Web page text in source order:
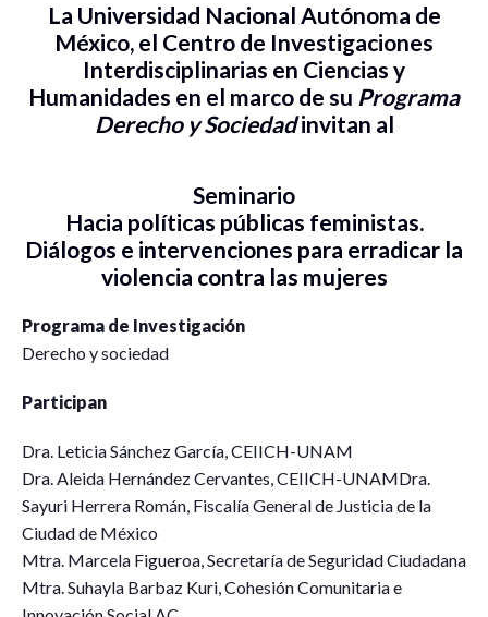
La Universidad Nacional Autónoma de
México, el Centro de Investigaciones
Interdisciplinarias en Ciencias y
Humanidades en el marco de su Programa
Derecho y Sociedadinvitan al
Seminario
Hacia políticas públicas feministas.
Diálogos e intervenciones para erradicar la
violencia contra las mujeres
Programa de Investigación
Derecho y sociedad
Participan
Dra. Leticia Sánchez García, CEIICH-UNAM
Dra. Aleida Hernández Cervantes, CEIICH-UNAMDra.
Sayuri Herrera Román, Fiscalía General de Justicia de la
Ciudad de México
Mtra. Marcela Figueroa, Secretaría de Seguridad Ciudadana
Mtra. Suhayla Barbaz Kuri, Cohesión Comunitaria e